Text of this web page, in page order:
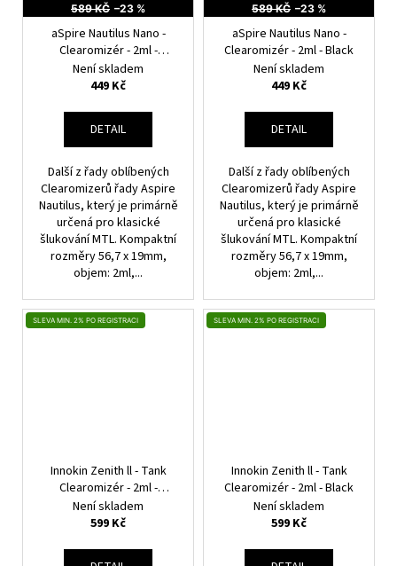
589 KČ –23 %
aSpire Nautilus Nano -
Clearomizér - 2ml -
Stainless Steel
Není skladem
449 Kč
DETAIL
Další z řady oblíbených
Clearomizerů řady Aspire
Nautilus, který je primárně
určená pro klasické
šlukování MTL. Kompaktní
rozměry 56,7 x 19mm,
objem: 2ml,...
589 KČ –23 %
aSpire Nautilus Nano -
Clearomizér - 2ml - Black
Není skladem
449 Kč
DETAIL
Další z řady oblíbených
Clearomizerů řady Aspire
Nautilus, který je primárně
určená pro klasické
šlukování MTL. Kompaktní
rozměry 56,7 x 19mm,
objem: 2ml,...
SLEVA MIN. 2% PO REGISTRACI
Innokin Zenith ll - Tank
Clearomizér - 2ml -
Stříbrný
Není skladem
599 Kč
SLEVA MIN. 2% PO REGISTRACI
Innokin Zenith ll - Tank
Clearomizér - 2ml - Black
Není skladem
599 Kč